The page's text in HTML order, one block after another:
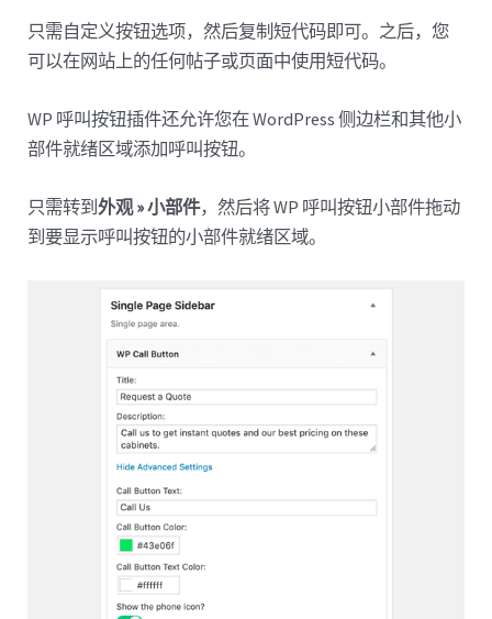
只需自定义按钮选项，然后复制短代码即可。之后，您
可以在网站上的任何帖子或页面中使用短代码。
WP 呼叫按钮插件还允许您在 WordPress 侧边栏和其他小
部件就绪区域添加呼叫按钮。
只需转到外观 » 小部件，然后将 WP 呼叫按钮小部件拖动
到要显示呼叫按钮的小部件就绪区域。